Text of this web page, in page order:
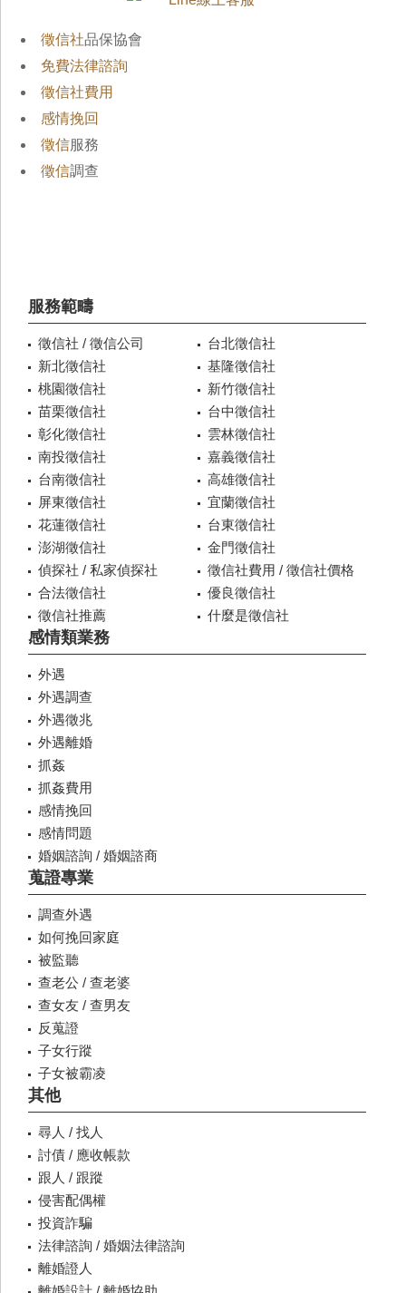
徵信社品保協會
免費法律諮詢
徵信社費用
感情挽回
徵信服務
徵信調查
服務範疇
徵信社 / 徵信公司
台北徵信社
新北徵信社
基隆徵信社
桃園徵信社
新竹徵信社
苗栗徵信社
台中徵信社
彰化徵信社
雲林徵信社
南投徵信社
嘉義徵信社
台南徵信社
高雄徵信社
屏東徵信社
宜蘭徵信社
花蓮徵信社
台東徵信社
澎湖徵信社
金門徵信社
偵探社 / 私家偵探社
徵信社費用 / 徵信社價格
合法徵信社
優良徵信社
徵信社推薦
什麼是徵信社
感情類業務
外遇
外遇調查
外遇徵兆
外遇離婚
抓姦
抓姦費用
感情挽回
感情問題
婚姻諮詢 / 婚姻諮商
蒐證專業
調查外遇
如何挽回家庭
被監聽
查老公 / 查老婆
查女友 / 查男友
反蒐證
子女行蹤
子女被霸凌
其他
尋人 / 找人
討債 / 應收帳款
跟人 / 跟蹤
侵害配偶權
投資詐騙
法律諮詢 / 婚姻法律諮詢
離婚證人